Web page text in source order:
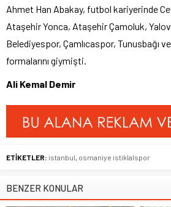
Ahmet Han Abakay, futbol kariyerinde
Ataşehir Yonca, Ataşehir Çamoluk,
Belediyespor, Çamlıcaspor, Tunusbağı ve
formalarını giymişti.
Ali Kemal Demir
ETİKETLER: istanbul osmaniye istiklalspor
BENZER KONULAR